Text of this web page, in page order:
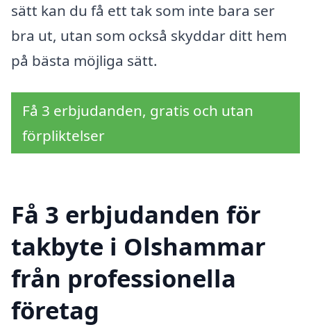
sätt kan du få ett tak som inte bara ser
bra ut, utan som också skyddar ditt hem
på bästa möjliga sätt.
Få 3 erbjudanden, gratis och utan
förpliktelser
Få 3 erbjudanden för
takbyte i Olshammar
från professionella
företag